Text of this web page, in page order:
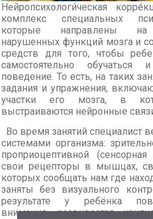
Нейропсихологи́ческая
комплекс специальных
которые направлены на
нарушенных функций мозга и
средств для того, чтобы
самостоятельно обучаться
поведение. То есть, на таких
задания и упражнения,
участки его мозга, в
выстраиваются нейронные
Во время занятий специалист
системами организма:
проприоцептивной
свои рецепторы в мышцах,
которых сообщать нам где
заняты без визуального
результате у ребёнка
внимания, развивается